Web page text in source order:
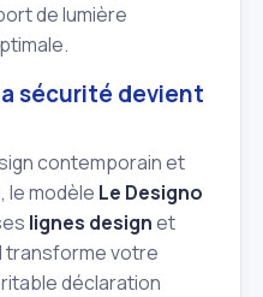
de lumière
sécurité devient
contemporain et
le modèle Le Designo
lignes designet
transforme votre
déclaration